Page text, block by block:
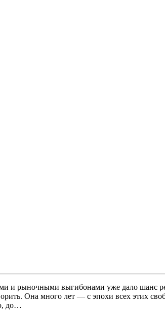
и рыночными выгибонами уже дало
Она много лет — с эпохи всех этих
до…